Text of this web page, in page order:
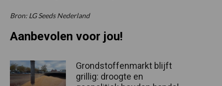
Bron: LG Seeds Nederland
Aanbevolen voor jou!
Grondstoffenmarkt blijft
grillig: droogte en